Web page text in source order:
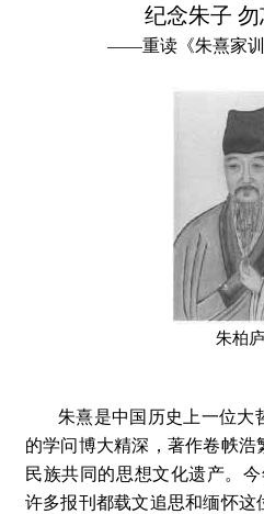
纪念朱子 勿
——重读《朱熹家训
朱柏
朱熹是中国历史上一位大
的学问博大精深，著作卷帙
民族共同的思想文化遗产。
许多报刊都载文追思和缅怀